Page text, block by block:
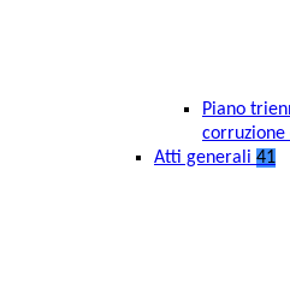
Piano
corruzione
Atti generali 41